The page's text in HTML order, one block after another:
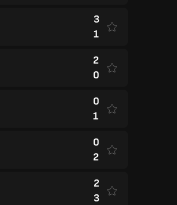
3
1
2
0
0
1
0
2
2
3